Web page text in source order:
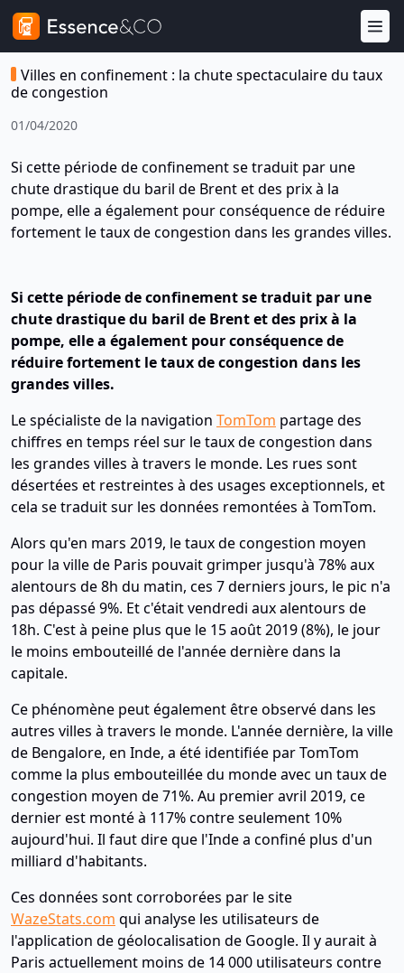
Villes en confinement : la chute spectaculaire du taux
de congestion
01/04/2020
Si cette période de confinement se traduit par une
chute drastique du baril de Brent et des prix à la
pompe, elle a également pour conséquence de réduire
fortement le taux de congestion dans les grandes villes.
Si cette période de confinement se traduit par une
chute drastique du baril de Brent et des prix à la
pompe, elle a également pour conséquence de
réduire fortement le taux de congestion dans les
grandes villes.
Le spécialiste de la navigation TomTom partage des
chiffres en temps réel sur le taux de congestion dans
les grandes villes à travers le monde. Les rues sont
désertées et restreintes à des usages exceptionnels, et
cela se traduit sur les données remontées à TomTom.
Alors qu'en mars 2019, le taux de congestion moyen
pour la ville de Paris pouvait grimper jusqu'à 78% aux
alentours de 8h du matin, ces 7 derniers jours, le pic n'a
pas dépassé 9%. Et c'était vendredi aux alentours de
18h. C'est à peine plus que le 15 août 2019 (8%), le jour
le moins embouteillé de l'année dernière dans la
capitale.
Ce phénomène peut également être observé dans les
autres villes à travers le monde. L'année dernière, la ville
de Bengalore, en Inde, a été identifiée par TomTom
comme la plus embouteillée du monde avec un taux de
congestion moyen de 71%. Au premier avril 2019, ce
dernier est monté à 117% contre seulement 10%
aujourd'hui. Il faut dire que l'Inde a confiné plus d'un
milliard d'habitants.
Ces données sont corroborées par le site
WazeStats.com qui analyse les utilisateurs de
l'application de géolocalisation de Google. Il y aurait à
Paris actuellement moins de 14 000 utilisateurs contre